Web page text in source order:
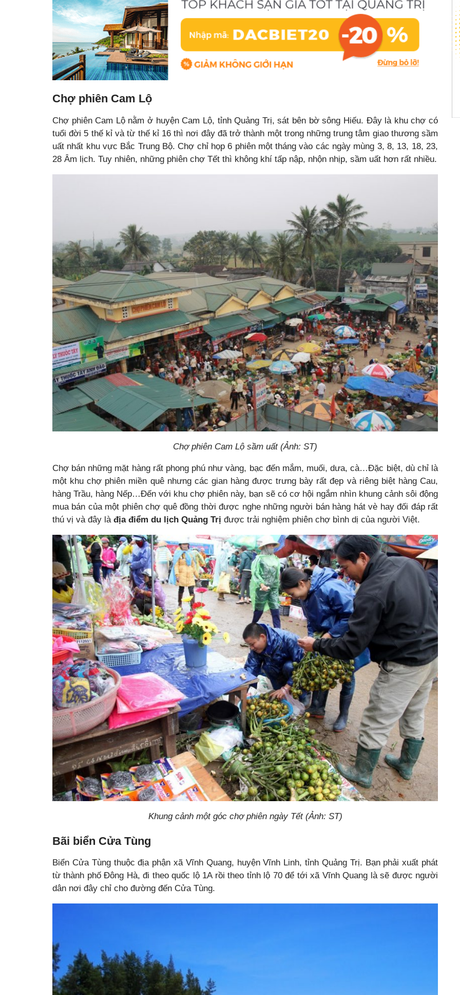
Chợ phiên Cam Lộ
Chợ phiên Cam Lộ nằm ở huyện Cam Lộ, tỉnh Quảng Trị, sát bên bờ sông Hiếu. Đây là khu chợ có
tuổi đời 5 thế kỉ và từ thế kỉ 16 thì nơi đây đã trở thành một trong những trung tâm giao thương sầm
uất nhất khu vực Bắc Trung Bộ. Chợ chỉ họp 6 phiên một tháng vào các ngày mùng 3, 8, 13, 18, 23,
28 Âm lịch. Tuy nhiên, những phiên chợ Tết thì không khí tấp nập, nhộn nhịp, sầm uất hơn rất nhiều.
Chợ phiên Cam Lộ sầm uất (Ảnh: ST)
Chợ bán những mặt hàng rất phong phú như vàng, bạc đến mắm, muối, dưa, cà…Đặc biệt, dù chỉ là
một khu chợ phiên miền quê nhưng các gian hàng được trưng bày rất đẹp và riêng biệt hàng Cau,
hàng Trầu, hàng Nếp…Đến với khu chợ phiên này, bạn sẽ có cơ hội ngắm nhìn khung cảnh sôi động
mua bán của một phiên chợ quê đồng thời được nghe những người bán hàng hát vè hay đối đáp rất
thú vị và đây là địa điểm du lịch Quảng Trị được trải nghiệm phiên chợ bình dị của người Việt.
Khung cảnh một góc chợ phiên ngày Tết (Ảnh: ST)
Bãi biển Cửa Tùng
Biển Cửa Tùng thuộc địa phận xã Vĩnh Quang, huyện Vĩnh Linh, tỉnh Quảng Trị. Bạn phải xuất phát
từ thành phố Đông Hà, đi theo quốc lộ 1A rồi theo tỉnh lộ 70 để tới xã Vĩnh Quang là sẽ được người
dân nơi đây chỉ cho đường đến Cửa Tùng.